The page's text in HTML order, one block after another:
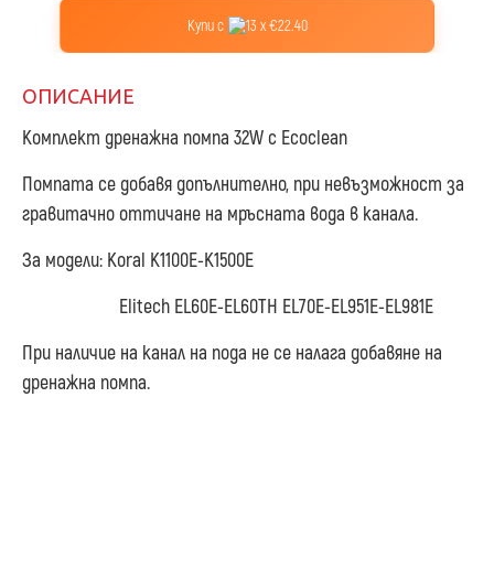
Купи с 13 x €22.40
ОПИСАНИЕ
Комплект дренажна помпа 32W с Ecoclean
Помпата се добавя допълнително, при невъзможност за
гравитачно оттичане на мръсната вода в канала.
За модели: Koral K1100E-K1500E
Elitech EL60E-EL60TH EL70E-EL951E-EL981E
При наличие на канал на пода не се налага добавяне на
дренажна помпа.